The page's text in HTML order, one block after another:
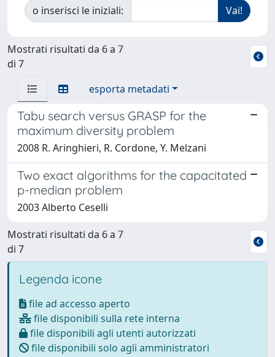
o inserisci le iniziali:
Mostrati risultati da 6 a 7
di 7
esporta metadati
Tabu search versus GRASP for the
maximum diversity problem
2008 R. Aringhieri, R. Cordone, Y. Melzani
Two exact algorithms for the capacitated
p-median problem
2003 Alberto Ceselli
Mostrati risultati da 6 a 7
di 7
Legenda icone
file ad accesso aperto
file disponibili sulla rete interna
file disponibili agli utenti autorizzati
file disponibili solo agli amministratori